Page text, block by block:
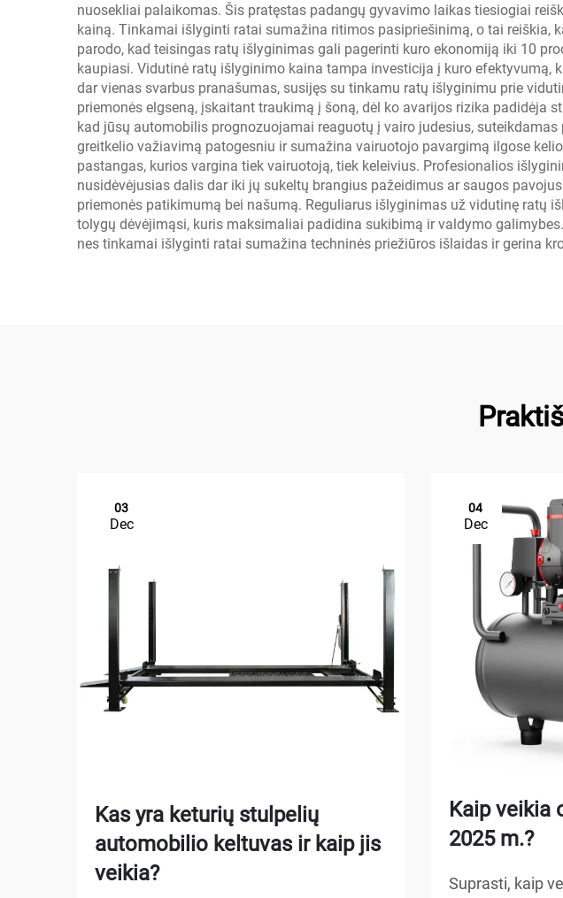
nuosekliai palaikomas. Šis pratęstas padangų gyvavimo laikas tiesiogiai
kainą. Tinkamai išlyginti ratai sumažina ritimos pasipriešinimą, o tai reiškia,
parodo, kad teisingas ratų išlyginimas gali pagerinti kuro ekonomiją iki 10
kaupiasi. Vidutinė ratų išlyginimo kaina tampa investicija į kuro
dar vienas svarbus pranašumas, susijęs su tinkamu ratų išlyginimu prie
priemonės elgseną, įskaitant traukimą į šoną, dėl ko avarijos rizika
kad jūsų automobilis prognozuojamai reaguotų į vairo judesius,
greitkelio važiavimą patogesniu ir sumažina vairuotojo pavargimą ilgose
pastangas, kurios vargina tiek vairuotoją, tiek keleivius. Profesionalios
nusidėvėjusias dalis dar iki jų sukeltų brangius pažeidimus ar saugos
priemonės patikimumą bei našumą. Reguliarus išlyginimas už vidutinę
tolygų dėvėjimąsi, kuris maksimaliai padidina sukibimą ir valdymo
nes tinkamai išlyginti ratai sumažina techninės priežiūros išlaidas ir gerina
03
Dec
Kas yra keturių stulpelių
automobilio keltuvas ir kaip jis
veikia?
04
Dec
Kaip veikia
2025 m.?
Suprasti, kaip